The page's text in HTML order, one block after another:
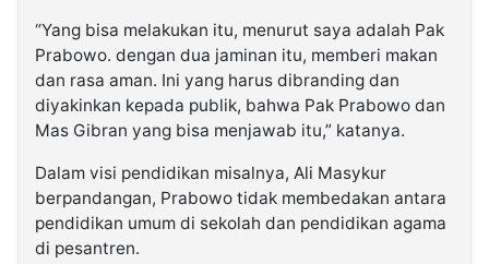
“Yang bisa melakukan itu, menurut saya adalah Pak
Prabowo. dengan dua jaminan itu, memberi makan
dan rasa aman. Ini yang harus dibranding dan
diyakinkan kepada publik, bahwa Pak Prabowo dan
Mas Gibran yang bisa menjawab itu,” katanya.
Dalam visi pendidikan misalnya, Ali Masykur
berpandangan, Prabowo tidak membedakan antara
pendidikan umum di sekolah dan pendidikan agama
di pesantren.